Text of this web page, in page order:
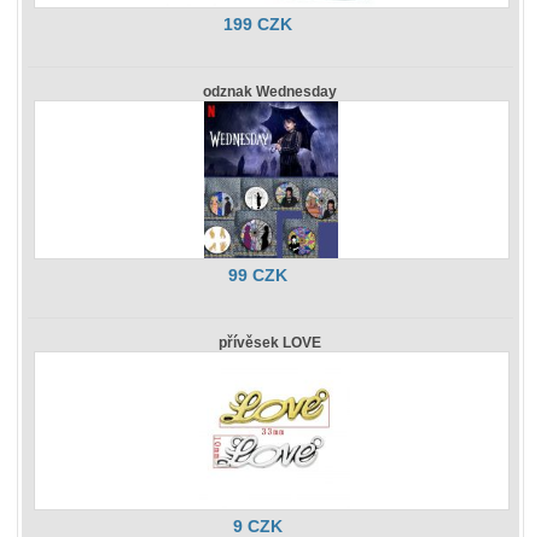
199 CZK
odznak Wednesday
99 CZK
přívěsek LOVE
9 CZK